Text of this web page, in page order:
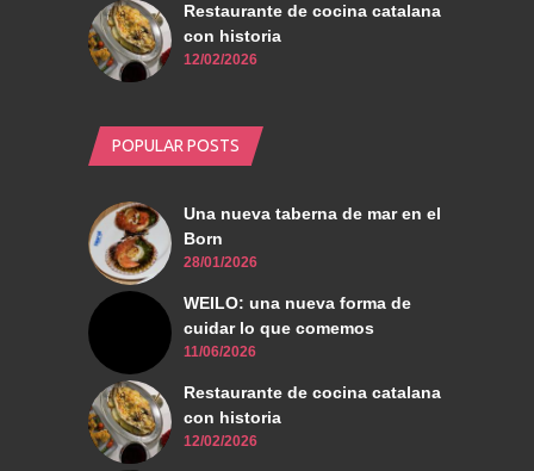
Restaurante de cocina catalana
con historia
12/02/2026
POPULAR POSTS
Una nueva taberna de mar en el
Born
28/01/2026
WEILO: una nueva forma de
cuidar lo que comemos
11/06/2026
Restaurante de cocina catalana
con historia
12/02/2026